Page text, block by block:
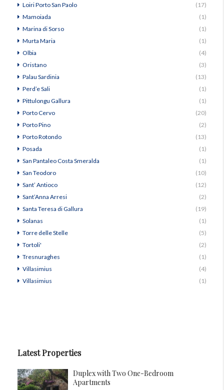
Loiri Porto San Paolo
(17)
Mamoiada
(1)
Marina di Sorso
(1)
Murta Maria
(1)
Olbia
(4)
Oristano
(3)
Palau Sardinia
(13)
Perd’e Sali
(1)
Pittulongu Gallura
(1)
Porto Cervo
(20)
Porto Pino
(2)
Porto Rotondo
(13)
Posada
(1)
San Pantaleo Costa Smeralda
(1)
San Teodoro
(10)
Sant’ Antioco
(12)
Sant’Anna Arresi
(2)
Santa Teresa di Gallura
(19)
Solanas
(1)
Torre delle Stelle
(5)
Tortoli'
(2)
Tresnuraghes
(1)
Villasimius
(4)
Villasimius
(1)
Latest Properties
Duplex with Two One-Bedroom
Apartments